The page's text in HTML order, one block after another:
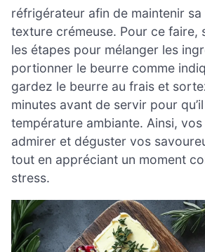
réfrigérateur afin de maintenir
texture crémeuse. Pour ce faire,
les étapes pour mélanger les
portionner le beurre comme
gardez le beurre au frais et
minutes avant de servir pour
température ambiante. Ainsi,
admirer et déguster vos
tout en appréciant un moment
stress.